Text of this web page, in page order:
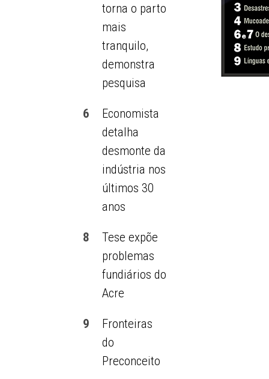
torna o parto
mais
tranquilo,
demonstra
pesquisa
6
Economista
detalha
desmonte da
indústria nos
últimos 30
anos
8
Tese expõe
problemas
fundiários do
Acre
9
Fronteiras
do
Preconceito